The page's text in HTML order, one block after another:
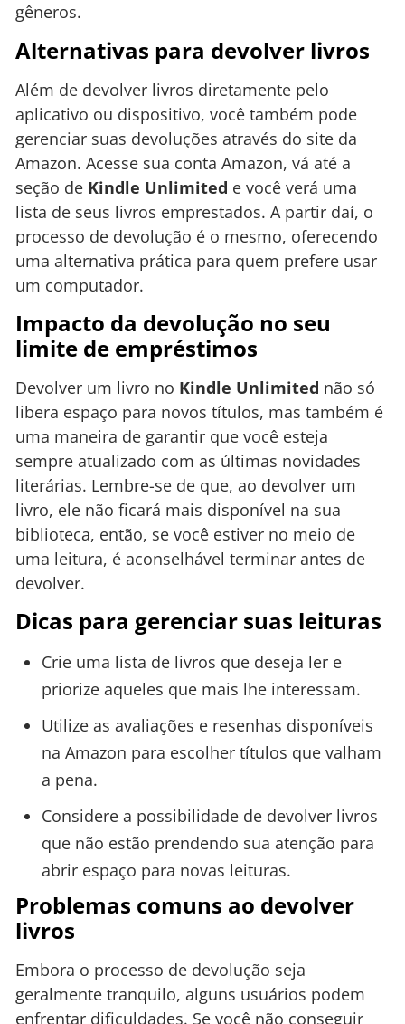
gêneros.
Alternativas para devolver livros
Além de devolver livros diretamente pelo
aplicativo ou dispositivo, você também pode
gerenciar suas devoluções através do site da
Amazon. Acesse sua conta Amazon, vá até a
seção de Kindle Unlimited e você verá uma
lista de seus livros emprestados. A partir daí, o
processo de devolução é o mesmo, oferecendo
uma alternativa prática para quem prefere usar
um computador.
Impacto da devolução no seu
limite de empréstimos
Devolver um livro no Kindle Unlimited não só
libera espaço para novos títulos, mas também é
uma maneira de garantir que você esteja
sempre atualizado com as últimas novidades
literárias. Lembre-se de que, ao devolver um
livro, ele não ficará mais disponível na sua
biblioteca, então, se você estiver no meio de
uma leitura, é aconselhável terminar antes de
devolver.
Dicas para gerenciar suas leituras
Crie uma lista de livros que deseja ler e
priorize aqueles que mais lhe interessam.
Utilize as avaliações e resenhas disponíveis
na Amazon para escolher títulos que valham
a pena.
Considere a possibilidade de devolver livros
que não estão prendendo sua atenção para
abrir espaço para novas leituras.
Problemas comuns ao devolver
livros
Embora o processo de devolução seja
geralmente tranquilo, alguns usuários podem
enfrentar dificuldades. Se você não conseguir